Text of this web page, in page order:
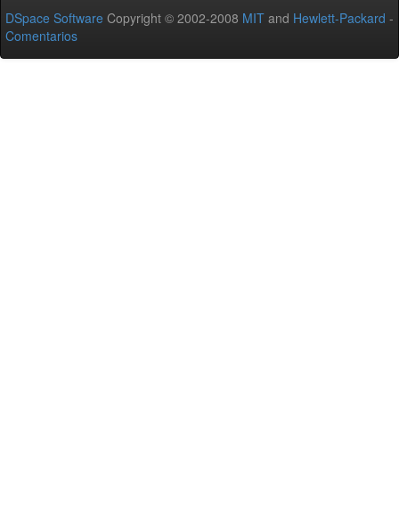
DSpace Software Copyright © 2002-2008 MIT and Hewlett-Packard -
Comentarios